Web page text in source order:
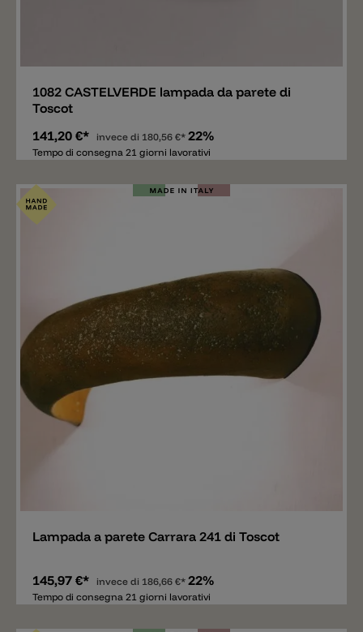
1082 CASTELVERDE lampada da parete di
Toscot
141,20 €*
invece di 180,56 €* 22%
Tempo di consegna 21 giorni lavorativi
Lampada a parete Carrara 241 di Toscot
145,97 €* invece di 186,66 €* 22%
Tempo di consegna 21 giorni lavorativi